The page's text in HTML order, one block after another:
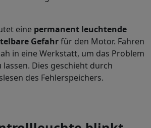
eine permanent leuchtende
Gefahrfür den Motor. Fahren
in eine Werkstatt, um das Problem
Dies geschieht durch
des Fehlerspeichers.